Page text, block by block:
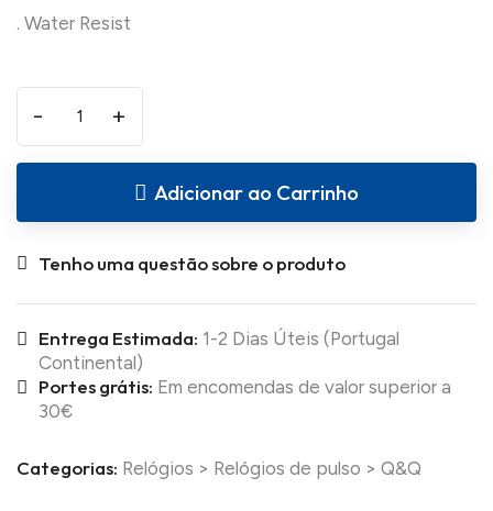
- +
Adicionar ao Carrinho
Tenho uma questão sobre o produto
Entrega Estimada: 1-2 Dias Úteis (Portugal
Continental)
Portes grátis: Em encomendas de valor superior a
30€
Categorias: Relógios > Relógios de pulso > Q&Q